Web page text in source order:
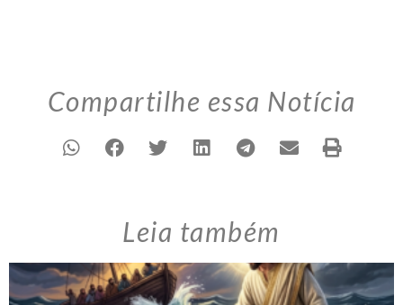
Compartilhe essa Notícia
Leia também